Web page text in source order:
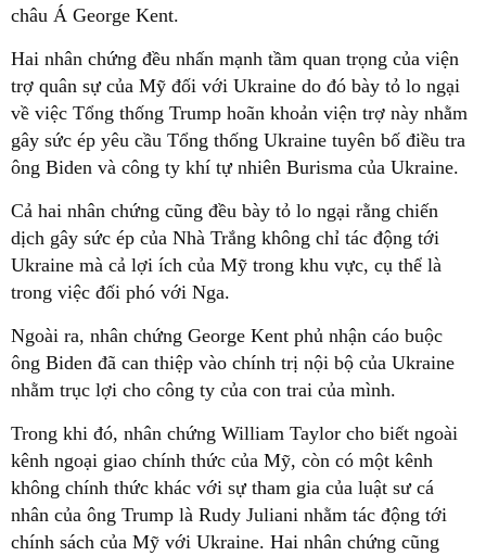
châu Á George Kent.
Hai nhân chứng đều nhấn mạnh tầm quan trọng của viện
trợ quân sự của Mỹ đối với Ukraine do đó bày tỏ lo ngại
về việc Tổng thống Trump hoãn khoản viện trợ này nhằm
gây sức ép yêu cầu Tổng thống Ukraine tuyên bố điều tra
ông Biden và công ty khí tự nhiên Burisma của Ukraine.
Cả hai nhân chứng cũng đều bày tỏ lo ngại rằng chiến
dịch gây sức ép của Nhà Trắng không chỉ tác động tới
Ukraine mà cả lợi ích của Mỹ trong khu vực, cụ thể là
trong việc đối phó với Nga.
Ngoài ra, nhân chứng George Kent phủ nhận cáo buộc
ông Biden đã can thiệp vào chính trị nội bộ của Ukraine
nhằm trục lợi cho công ty của con trai của mình.
Trong khi đó, nhân chứng William Taylor cho biết ngoài
kênh ngoại giao chính thức của Mỹ, còn có một kênh
không chính thức khác với sự tham gia của luật sư cá
nhân của ông Trump là Rudy Juliani nhằm tác động tới
chính sách của Mỹ với Ukraine. Hai nhân chứng cũng